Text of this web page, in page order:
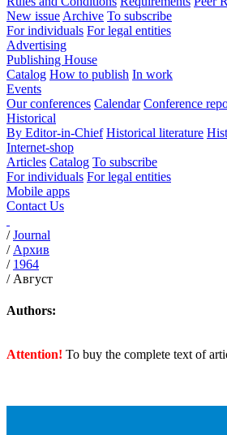
New issue Archive To subscribe
For individuals For legal entities
Advertising
Publishing House
Catalog How to publish In work
Events
Our conferences Calendar Conference
Historical
By Editor-in-Chief Historical literature
Internet-shop
Articles Catalog To subscribe
For individuals For legal entities
Mobile apps
Contact Us
/Journal
/ Архив
/ 1964
/ Август
Authors:
Attention! To buy the complete text of